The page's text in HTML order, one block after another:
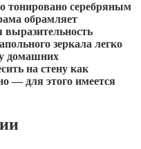
тонировано серебряным
обрамляет
выразительность
зеркала легко
домашних
на стену как
— для этого имеется